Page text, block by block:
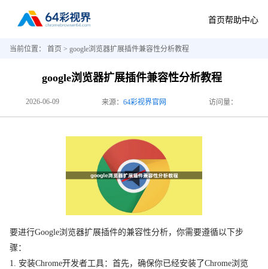
首页帮助中心
当前位置： 首页 > google浏览器扩展插件兼容性分析教程
google浏览器扩展插件兼容性分析教程
2026-06-09 来源： 64彩视界官网 访问量：
要进行Google浏览器扩展插件的兼容性分析，你需要遵循以下步
骤：
1. 安装Chrome开发者工具：首先，确保你已经安装了Chrome浏览